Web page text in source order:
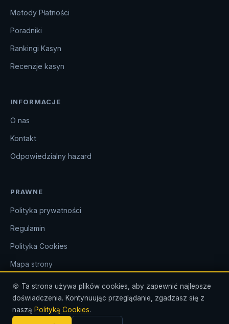
Metody Płatności
Poradniki
Rankingi Kasyn
Recenzje kasyn
INFORMACJE
O nas
Kontakt
Odpowiedzialny hazard
PRAWNE
Polityka prywatności
Regulamin
Polityka Cookies
Mapa strony
⚠️ Hazard może uzależniać. Graj odpowiedzialnie. Tylko dla
osób powyżej 18 roku życia.
🍪 Ta strona używa plików cookies, aby zapewnić najlepsze
doświadczenia. Kontynuując przeglądanie, zgadzasz się z
naszą Polityką Cookies.